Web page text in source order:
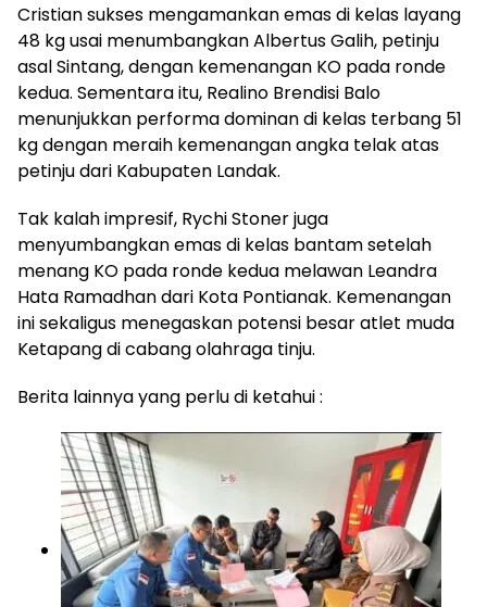
Cristian sukses mengamankan emas di kelas layang
48 kg usai menumbangkan Albertus Galih, petinju
asal Sintang, dengan kemenangan KO pada ronde
kedua. Sementara itu, Realino Brendisi Balo
menunjukkan performa dominan di kelas terbang 51
kg dengan meraih kemenangan angka telak atas
petinju dari Kabupaten Landak.
Tak kalah impresif, Rychi Stoner juga
menyumbangkan emas di kelas bantam setelah
menang KO pada ronde kedua melawan Leandra
Hata Ramadhan dari Kota Pontianak. Kemenangan
ini sekaligus menegaskan potensi besar atlet muda
Ketapang di cabang olahraga tinju.
Berita lainnya yang perlu di ketahui :